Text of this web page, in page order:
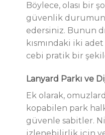
Böylece, olası bir
güvenlik
edersiniz. Bunun
kısmındaki iki
cebi pratik bir
Lanyard Parkı ve
Ek olarak,
kopabilen park
güvenle sabitler.